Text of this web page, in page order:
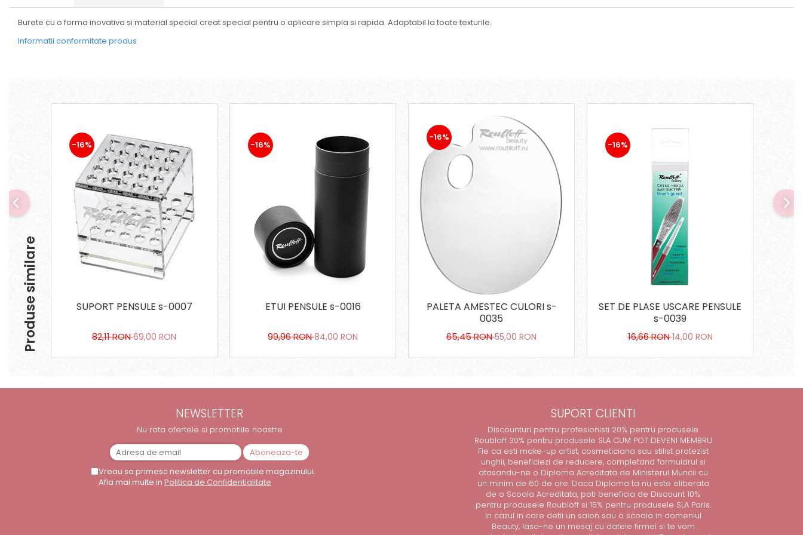
Seturi
Burete cu o forma inovativa si material special creat special pentru o aplicare simpla si rapida. Adaptabil la toate texturile.
Informatii conformitate produs
Produse similare
-16%
SUPORT PENSULE s-0007
82,11 RON69,00 RON
-16%
ETUI PENSULE s-0016
99,96 RON84,00 RON
-16%
PALETA AMESTEC CULORI s-
0035
65,45 RON55,00 RON
-16%
SET DE PLASE USCARE PENSULE
s-0039
16,66 RON14,00 RON
NEWSLETTER
Nu rata ofertele si promotiile noastre
Vreau sa primesc newsletter cu promotiile magazinului.
Afla mai multe in Politica de Confidentialitate
SUPORT CLIENTI
Discounturi pentru profesionisti 20% pentru produsele
Roubloff 30% pentru produsele SLA CUM POT DEVENI MEMBRU
Fie ca esti make-up artist, cosmeticiana sau stilist protezist
unghii, beneficiezi de reducere, completand formularul si
atasandu-ne o Diploma Acreditata de Ministerul Muncii cu
un minim de 60 de ore. Daca Diploma ta nu este eliberata
de o Scoala Acreditata, poti beneficia de Discount 10%
pentru produsele Roubloff si 15% pentru produsele SLA Paris.
In cazul in care detii un salon sau o scoala in domeniul
Beauty, lasa-ne un mesaj cu datele firmei si te vom